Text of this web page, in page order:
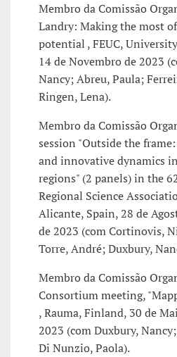
Membro da Comissão
Landry: Making the most
potential , FEUC,
14 de Novembro de 2023
Nancy; Abreu, Paula;
Ringen, Lena).
Membro da Comissão
session "Outside the
and innovative dynamics
regions" (2 panels) in the
Regional Science
Alicante, Spain, 28 de
de 2023 (com Cortinovis,
Torre, André; Duxbury,
Membro da Comissão
Consortium meeting,
, Rauma, Finland, 30 de
2023 (com Duxbury,
Di Nunzio, Paola).